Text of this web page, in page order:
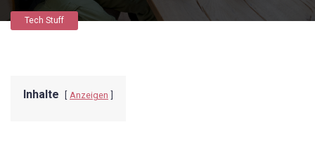
Tech Stuff
Inhalte Anzeigen